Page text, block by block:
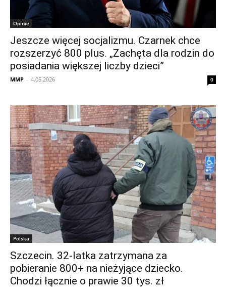
Opinie
Jeszcze więcej socjalizmu. Czarnek chce
rozszerzyć 800 plus. „Zachęta dla rodzin do
posiadania większej liczby dzieci”
MMP - 4.05.2026 0
Polska
Szczecin. 32-latka zatrzymana za
pobieranie 800+ na nieżyjące dziecko.
Chodzi łącznie o prawie 30 tys. zł